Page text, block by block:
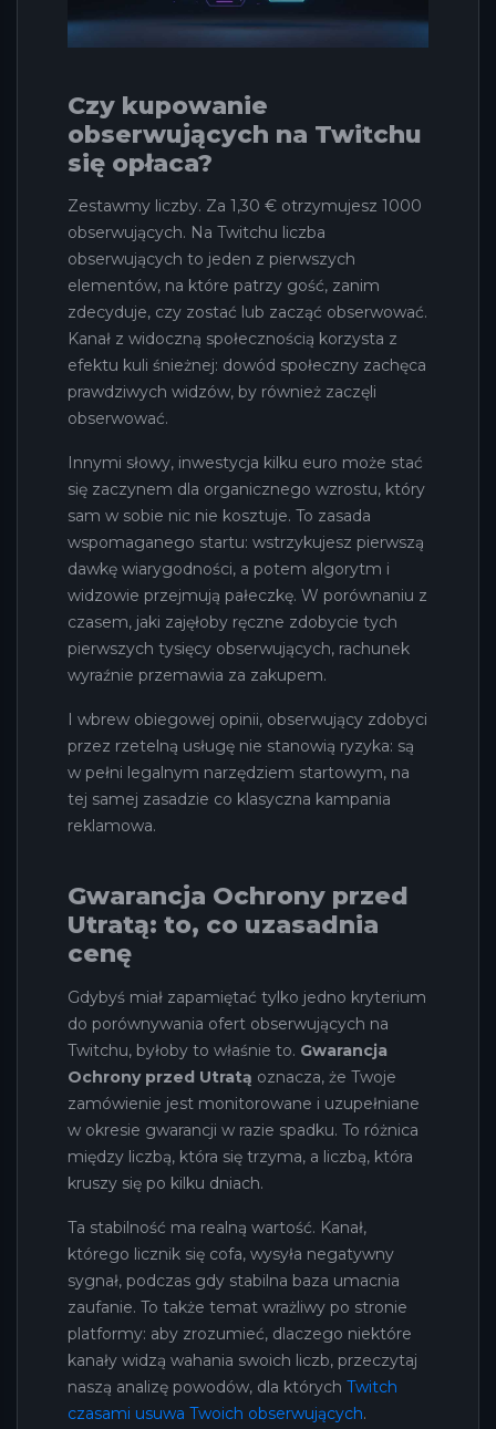
Czy kupowanie
obserwujących na Twitchu
się opłaca?
Zestawmy liczby. Za 1,30 € otrzymujesz 1000
obserwujących. Na Twitchu liczba
obserwujących to jeden z pierwszych
elementów, na które patrzy gość, zanim
zdecyduje, czy zostać lub zacząć obserwować.
Kanał z widoczną społecznością korzysta z
efektu kuli śnieżnej: dowód społeczny zachęca
prawdziwych widzów, by również zaczęli
obserwować.
Innymi słowy, inwestycja kilku euro może stać
się zaczynem dla organicznego wzrostu, który
sam w sobie nic nie kosztuje. To zasada
wspomaganego startu: wstrzykujesz pierwszą
dawkę wiarygodności, a potem algorytm i
widzowie przejmują pałeczkę. W porównaniu z
czasem, jaki zajęłoby ręczne zdobycie tych
pierwszych tysięcy obserwujących, rachunek
wyraźnie przemawia za zakupem.
I wbrew obiegowej opinii, obserwujący zdobyci
przez rzetelną usługę nie stanowią ryzyka: są
w pełni legalnym narzędziem startowym, na
tej samej zasadzie co klasyczna kampania
reklamowa.
Gwarancja Ochrony przed
Utratą: to, co uzasadnia
cenę
Gdybyś miał zapamiętać tylko jedno kryterium
do porównywania ofert obserwujących na
Twitchu, byłoby to właśnie to. Gwarancja
Ochrony przed Utratą oznacza, że Twoje
zamówienie jest monitorowane i uzupełniane
w okresie gwarancji w razie spadku. To różnica
między liczbą, która się trzyma, a liczbą, która
kruszy się po kilku dniach.
Ta stabilność ma realną wartość. Kanał,
którego licznik się cofa, wysyła negatywny
sygnał, podczas gdy stabilna baza umacnia
zaufanie. To także temat wrażliwy po stronie
platformy: aby zrozumieć, dlaczego niektóre
kanały widzą wahania swoich liczb, przeczytaj
naszą analizę powodów, dla których Twitch
czasami usuwa Twoich obserwujących.